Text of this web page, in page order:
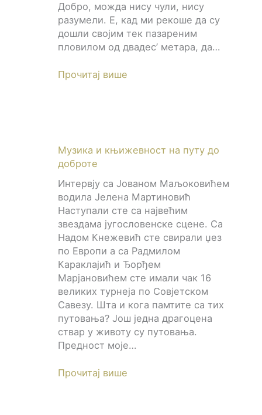
Добро, можда нису чули, нису
разумели. Е, кад ми рекоше да су
дошли својим тек пазареним
пловилом од двадес’ метара, да…
Прочитај више
Музика и књижевност на путу до
доброте
Интервју са Јованом Маљоковићем
водила Јелена Мартиновић
Наступали сте са највећим
звездама југословенске сцене. Са
Надом Кнежевић сте свирали џез
по Европи а са Радмилом
Караклајић и Ђорђем
Марјановићем сте имали чак 16
великих турнеја по Совјетском
Савезу. Шта и кога памтите са тих
путовања? Још једна драгоцена
ствар у животу су путовања.
Предност моје…
Прочитај више